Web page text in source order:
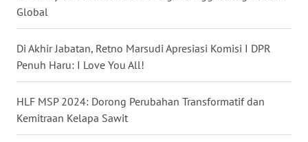
Global
Di Akhir Jabatan, Retno Marsudi Apresiasi Komisi I DPR
Penuh Haru: I Love You All!
HLF MSP 2024: Dorong Perubahan Transformatif dan
Kemitraan Kelapa Sawit
WN
BENGKULU
WN
LAMPUNG
WN